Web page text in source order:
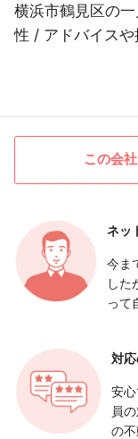
横浜市鶴見区の
性 / アドバイス
この会
ネッ
今ま
した
って
対
安
員
の